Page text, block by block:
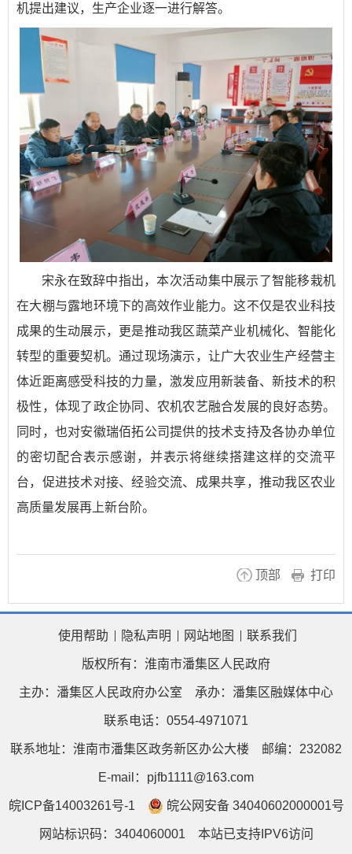
机提出建议，生产企业逐一进行解答。
宋永在致辞中指出，本次活动集中展示了智能移栽机
在大棚与露地环境下的高效作业能力。这不仅是农业科技
成果的生动展示，更是推动我区蔬菜产业机械化、智能化
转型的重要契机。通过现场演示，让广大农业生产经营主
体近距离感受科技的力量，激发应用新装备、新技术的积
极性，体现了政企协同、农机农艺融合发展的良好态势。
同时，也对安徽瑞佰拓公司提供的技术支持及各协办单位
的密切配合表示感谢，并表示将继续搭建这样的交流平
台，促进技术对接、经验交流、成果共享，推动我区农业
高质量发展再上新台阶。
顶部 打印
使用帮助 隐私声明 网站地图 联系我们
版权所有：淮南市潘集区人民政府
主办：潘集区人民政府办公室 承办：潘集区融媒体中心
联系电话：0554-4971071
联系地址：淮南市潘集区政务新区办公大楼 邮编：232082
E-mail：pjfb1111@163.com
皖ICP备14003261号-1 皖公网安备 34040602000001号
网站标识码：3404060001 本站已支持IPV6访问